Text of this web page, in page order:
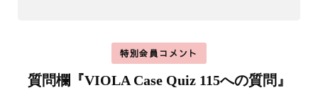
特別会員コメント
質問欄『VIOLA Case Quiz 115への質問』